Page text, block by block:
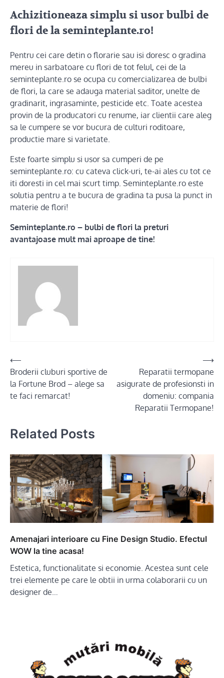
Achizitioneaza simplu si usor bulbi de
flori de la seminteplante.ro!
Pentru cei care detin o florarie sau isi doresc o gradina
mereu in sarbatoare cu flori de tot felul, cei de la
seminteplante.ro se ocupa cu comercializarea de bulbi
de flori, la care se adauga material saditor, unelte de
gradinarit, ingrasaminte, pesticide etc. Toate acestea
provin de la producatori cu renume, iar clientii care aleg
sa le cumpere se vor bucura de culturi roditoare,
productie mare si varietate.
Este foarte simplu si usor sa cumperi de pe
seminteplante.ro: cu cateva click-uri, te-ai ales cu tot ce
iti doresti in cel mai scurt timp. Seminteplante.ro este
solutia pentru a te bucura de gradina ta pusa la punct in
materie de flori!
Seminteplante.ro – bulbi de flori la preturi
avantajoase mult mai aproape de tine!
Post
navigation
⟵
Broderii cluburi sportive de
la Fortune Brod – alege sa
te faci remarcat!
Reparatii termopane
asigurate de profesionsti in
domeniu: compania
Reparatii Termopane!
⟶
Related Posts
Amenajari interioare cu Fine Design Studio. Efectul
WOW la tine acasa!
Estetica, functionalitate si economie. Acestea sunt cele
trei elemente pe care le obtii in urma colaborarii cu un
designer de…